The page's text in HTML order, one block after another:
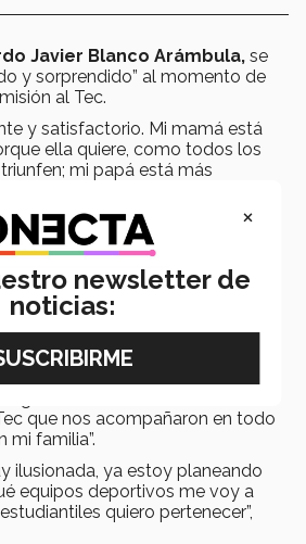
Javier Blanco Arámbula, se
y sorprendido” al momento de
al Tec.
y satisfactorio. Mi mamá está
ella quiere, como todos los
mi papá está más
a tener que cambiar de
Durango, a cuatro horas de
Ingeniería en Biosistemas
Muñoz , comentó que saber que
en el Tecnológico
una gran ilusión.
soy alumna, ya tengo mi
con algunos cursos. Es un
gratitud, tanto con los
que nos acompañaron en todo
familia”.
ilusionada, ya estoy planeando
equipos deportivos me voy a
quiero pertenecer”,
×
newsletter de
noticias: